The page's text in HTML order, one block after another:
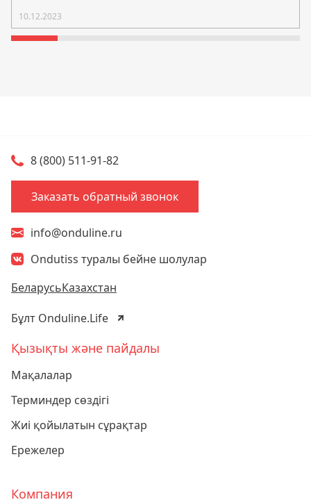
10.12.2023
8 (800) 511-91-82
Заказать обратный звонок
info@onduline.ru
Ondutiss туралы бейне шолулар
БеларусьКазахстан
Бұлт Onduline.Life
Қызықты және пайдалы
Мақалалар
Терминдер сөздігі
Жиі қойылатын сұрақтар
Ережелер
Компания